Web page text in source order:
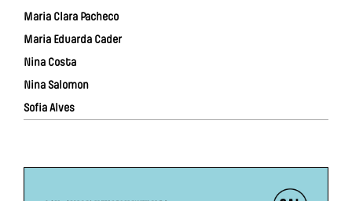
Maria Clara Pacheco
Maria Eduarda Cader
Nina Costa
Nina Salomon
Sofia Alves